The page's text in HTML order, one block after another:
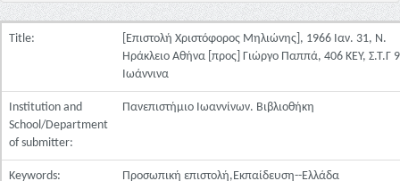
Title:
[Επιστολή Χριστόφορος Μηλιώνης], 1966 Ιαν. 31, Ν.
Ηράκλειο Αθήνα [προς] Γιώργο Παππά, 406 ΚΕΥ, Σ.Τ.Γ
Ιωάννινα
Institution and
School/Department
of submitter:
Πανεπιστήμιο Ιωαννίνων. Βιβλιοθήκη
Keywords: Προσωπική επιστολή,Εκπαίδευση--Ελλάδα